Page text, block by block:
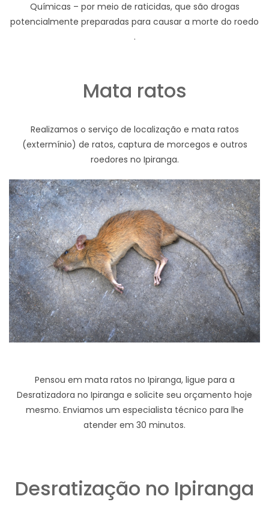
Químicas – por meio de raticidas, que são drogas
potencialmente preparadas para causar a morte do roedo
.
Mata ratos
Realizamos o serviço de localização e mata ratos
(extermínio) de ratos, captura de morcegos e outros
roedores no Ipiranga.
Pensou em mata ratos no Ipiranga, ligue para a
Desratizadora no Ipiranga e solicite seu orçamento hoje
mesmo. Enviamos um especialista técnico para lhe
atender em 30 minutos.
Desratização no Ipiranga